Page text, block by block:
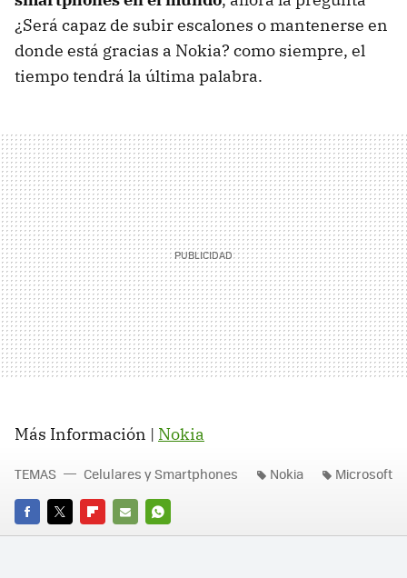
¿Será capaz de subir escalones o mantenerse en
donde está gracias a Nokia? como siempre, el
tiempo tendrá la última palabra.
Más Información | Nokia
FACEBOOK
TWITTERFLIPBOARD
E-
WHATSAPP
TEMAS Celulares y Smartphones Nokia Microsoft